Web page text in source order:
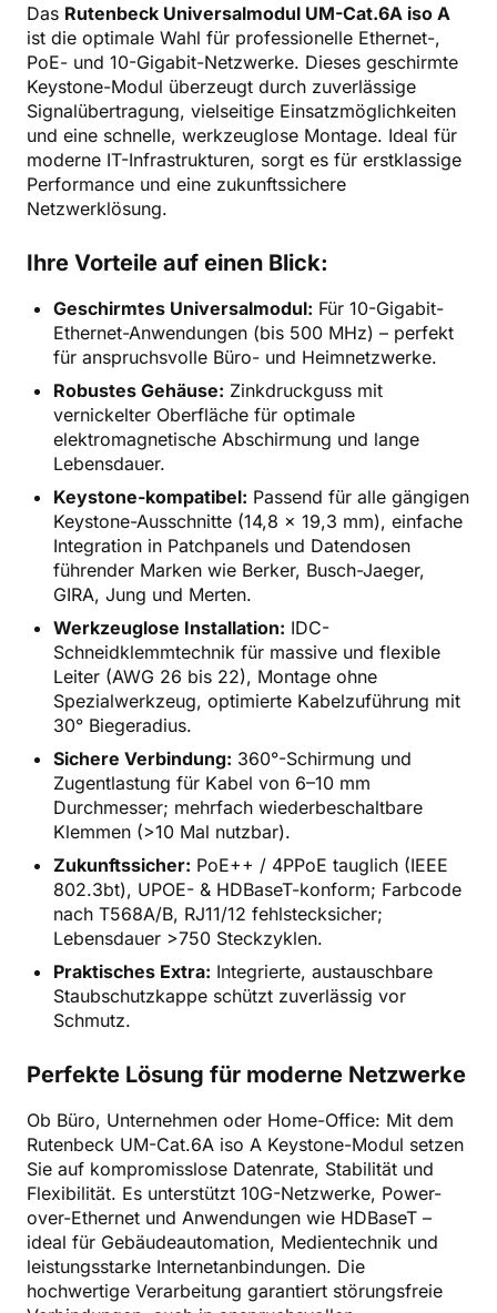
Das Rutenbeck Universalmodul UM-Cat.6A iso A
ist die optimale Wahl für professionelle Ethernet-,
PoE- und 10-Gigabit-Netzwerke. Dieses geschirmte
Keystone-Modul überzeugt durch zuverlässige
Signalübertragung, vielseitige Einsatzmöglichkeiten
und eine schnelle, werkzeuglose Montage. Ideal für
moderne IT-Infrastrukturen, sorgt es für erstklassige
Performance und eine zukunftssichere
Netzwerklösung.
Ihre Vorteile auf einen Blick:
Geschirmtes Universalmodul: Für 10-Gigabit-
Ethernet-Anwendungen (bis 500 MHz) – perfekt
für anspruchsvolle Büro- und Heimnetzwerke.
Robustes Gehäuse: Zinkdruckguss mit
vernickelter Oberfläche für optimale
elektromagnetische Abschirmung und lange
Lebensdauer.
Keystone-kompatibel: Passend für alle gängigen
Keystone-Ausschnitte (14,8 x 19,3 mm), einfache
Integration in Patchpanels und Datendosen
führender Marken wie Berker, Busch-Jaeger,
GIRA, Jung und Merten.
Werkzeuglose Installation: IDC-
Schneidklemmtechnik für massive und flexible
Leiter (AWG 26 bis 22), Montage ohne
Spezialwerkzeug, optimierte Kabelzuführung mit
30° Biegeradius.
Sichere Verbindung: 360°-Schirmung und
Zugentlastung für Kabel von 6–10 mm
Durchmesser; mehrfach wiederbeschaltbare
Klemmen (>10 Mal nutzbar).
Zukunftssicher: PoE++ / 4PPoE tauglich (IEEE
802.3bt), UPOE- & HDBaseT-konform; Farbcode
nach T568A/B, RJ11/12 fehlstecksicher;
Lebensdauer >750 Steckzyklen.
Praktisches Extra: Integrierte, austauschbare
Staubschutzkappe schützt zuverlässig vor
Schmutz.
Perfekte Lösung für moderne Netzwerke
Ob Büro, Unternehmen oder Home-Office: Mit dem
Rutenbeck UM-Cat.6A iso A Keystone-Modul setzen
Sie auf kompromisslose Datenrate, Stabilität und
Flexibilität. Es unterstützt 10G-Netzwerke, Power-
over-Ethernet und Anwendungen wie HDBaseT –
ideal für Gebäudeautomation, Medientechnik und
leistungsstarke Internetanbindungen. Die
hochwertige Verarbeitung garantiert störungsfreie